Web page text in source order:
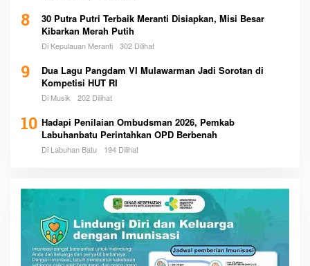
8
30 Putra Putri Terbaik Meranti Disiapkan, Misi Besar
Kibarkan Merah Putih
Di Kepulauan Meranti 302 Dilihat
9
Dua Lagu Pangdam VI Mulawarman Jadi Sorotan di
Kompetisi HUT RI
Di Musik 202 Dilihat
10 Hadapi Penilaian Ombudsman 2026, Pemkab
Labuhanbatu Perintahkan OPD Berbenah
Di Labuhan Batu 194 Dilihat